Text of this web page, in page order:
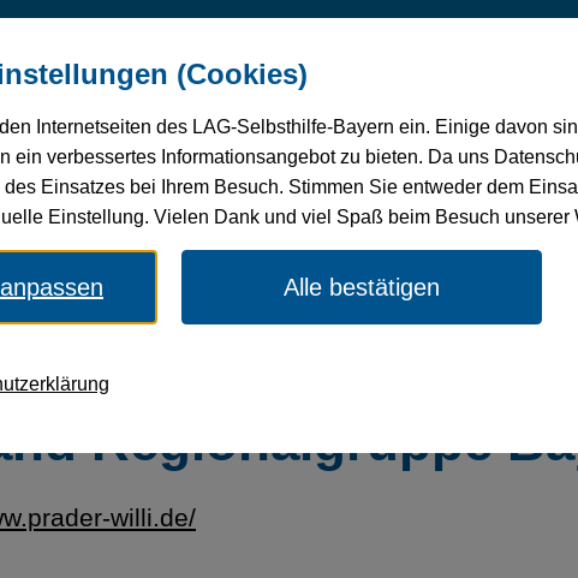
(Cookies)
Internetseiten des LAG-Selbsthilfe-Bayern ein. Einige davon
ein verbessertes Informationsangebot zu bieten. Da uns
Einsatzes bei Ihrem Besuch. Stimmen Sie entweder dem
Einstellung. Vielen Dank und viel Spaß beim Besuch unserer
Alle bestätigen
und Pflege
Syndrom Vereinigung
Regionalgruppe
willi.de/